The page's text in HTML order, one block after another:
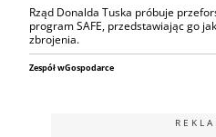
Rząd Donalda Tuska próbuje
program SAFE, przedstawiając go
zbrojenia.
Zespół wGospodarce